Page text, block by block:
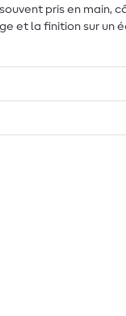
pris en main,
et la finition sur un